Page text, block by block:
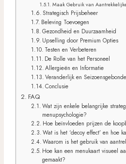
Maak Gebruik van
Strategisch Prijsbeheer
Beleving Toevoegen
Gezondheid en Duurzaamheid
Upselling door Premium Opties
Testen en Verbeteren
De Rolle van het Personeel
Allergieën en Informatie
Veranderlijk en
Conclusie
FAQ
Wat zijn enkele belangrijke
menupsychologie?
Hoe beïnvloeden prijzen de
Wat is het ‘decoy effect’ en hoe
Waarom is het gebruik van
Hoe kan een menukaart visueel
gemaakt?